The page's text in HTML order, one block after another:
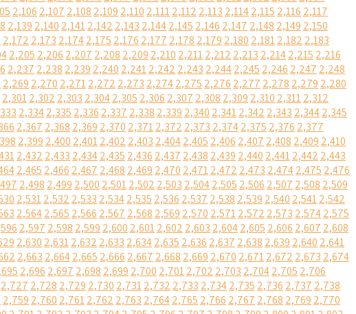
2,106 2,107 2,108 2,109 2,110 2,1112,112 2,113 2,1142,115 2,116 2,117
2,139 2,140 2,1412,142 2,143 2,1442,145 2,146 2,147 2,148 2,149 2,150
2,172 2,173 2,1742,175 2,176 2,177 2,178 2,179 2,180 2,1812,182 2,183
2,205 2,206 2,207 2,208 2,209 2,210 2,2112,212 2,213 2,2142,215 2,216
2,237 2,238 2,239 2,240 2,2412,242 2,243 2,2442,245 2,246 2,247 2,248
2,269 2,270 2,2712,272 2,273 2,2742,275 2,276 2,277 2,278 2,279 2,280
2,3012,302 2,303 2,3042,305 2,306 2,307 2,308 2,309 2,310 2,3112,312
2,3342,335 2,336 2,337 2,338 2,339 2,340 2,3412,342 2,343 2,3442,345
2,367 2,368 2,369 2,370 2,3712,372 2,373 2,3742,375 2,376 2,377
2,399 2,400 2,4012,402 2,403 2,4042,405 2,406 2,407 2,408 2,409 2,410
2,432 2,433 2,4342,435 2,436 2,437 2,438 2,439 2,440 2,4412,442 2,443
2,465 2,466 2,467 2,468 2,469 2,470 2,4712,472 2,473 2,4742,475 2,476
2,498 2,499 2,500 2,5012,502 2,503 2,5042,505 2,506 2,507 2,508 2,509
2,5312,532 2,533 2,5342,535 2,536 2,537 2,538 2,539 2,540 2,5412,542
2,5642,565 2,566 2,567 2,568 2,569 2,570 2,5712,572 2,573 2,5742,575
2,597 2,598 2,599 2,600 2,6012,602 2,603 2,6042,605 2,606 2,607 2,608
2,630 2,6312,632 2,633 2,6342,635 2,636 2,637 2,638 2,639 2,640 2,641
2,663 2,6642,665 2,666 2,667 2,668 2,669 2,670 2,6712,672 2,673 2,674
2,696 2,697 2,698 2,699 2,700 2,7012,702 2,703 2,7042,705 2,706
2,727 2,728 2,729 2,730 2,7312,732 2,733 2,7342,735 2,736 2,737 2,738
2,759 2,760 2,7612,762 2,763 2,7642,765 2,766 2,767 2,768 2,769 2,770